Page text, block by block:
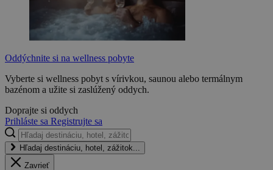
Oddýchnite si na wellness pobyte
Vyberte si wellness pobyt s vírivkou, saunou alebo termálnym
bazénom a užite si zaslúžený oddych.
Doprajte si oddych
Prihláste sa Registrujte sa
Hľadaj destináciu, hotel, zážitok...
Zavrieť